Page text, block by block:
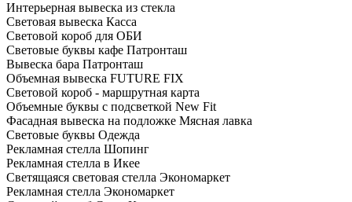
Интерьерная вывеска из стекла
Световая вывеска Касса
Световой короб для ОБИ
Световые буквы кафе Патронташ
Вывеска бара Патронташ
Объемная вывеска FUTURE FIX
Световой короб - маршрутная карта
Объемные буквы с подсветкой New Fit
Фасадная вывеска на подложке Мясная лавка
Световые буквы Одежда
Рекламная стелла Шопинг
Рекламная стелла в Икее
Светящаяся световая стелла Экономаркет
Рекламная стелла Экономаркет